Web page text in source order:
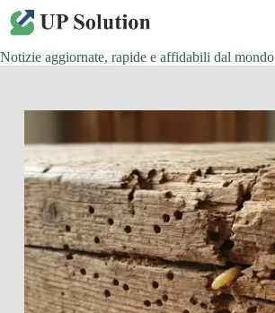
Salta
contenuto
Notizie aggiornate, rapide e affidabili dal mondo